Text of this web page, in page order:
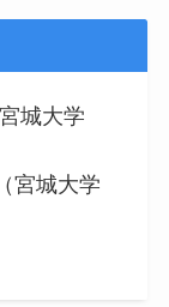
城大学
宮城大学